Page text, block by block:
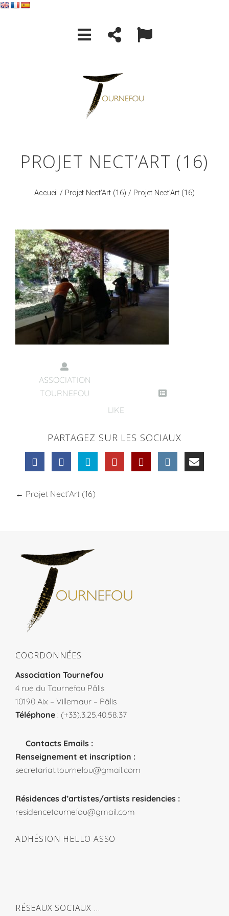
PROJET NECT’ART (16)
Accueil / Projet Nect’Art (16) / Projet Nect’Art (16)
ASSOCIATION
TOURNEFOU
LIKE
PARTAGEZ SUR LES SOCIAUX
← Projet Nect’Art (16)
COORDONNÉES
Association Tournefou
4 rue du Tournefou Pâlis
10190 Aix – Villemaur – Pâlis
Téléphone : (+33).3.25.40.58.37
Contacts Emails :
Renseignement et inscription :
secretariat.tournefou@gmail.com
Résidences d’artistes/artists residencies :
residencetournefou@gmail.com
ADHÉSION HELLO ASSO
RÉSEAUX SOCIAUX …